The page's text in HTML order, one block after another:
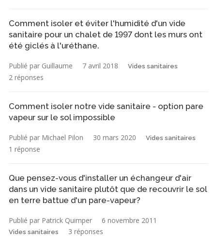
Comment isoler et éviter l'humidité d'un vide
sanitaire pour un chalet de 1997 dont les murs ont
été giclés à l'uréthane.
Publié par Guillaume 7 avril 2018 Vides sanitaires
2 réponses
Comment isoler notre vide sanitaire - option pare
vapeur sur le sol impossible
Publié par Michael Pilon 30 mars 2020 Vides sanitaires
1 réponse
Que pensez-vous d'installer un échangeur d'air
dans un vide sanitaire plutôt que de recouvrir le sol
en terre battue d'un pare-vapeur?
Publié par Patrick Quimper 6 novembre 2011
Vides sanitaires 3 réponses